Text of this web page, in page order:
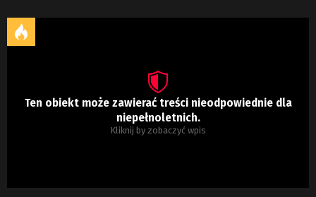
Ten obiekt może zawierać treści nieodpowiednie dla
niepełnoletnich.
Kliknij by zobaczyć wpis